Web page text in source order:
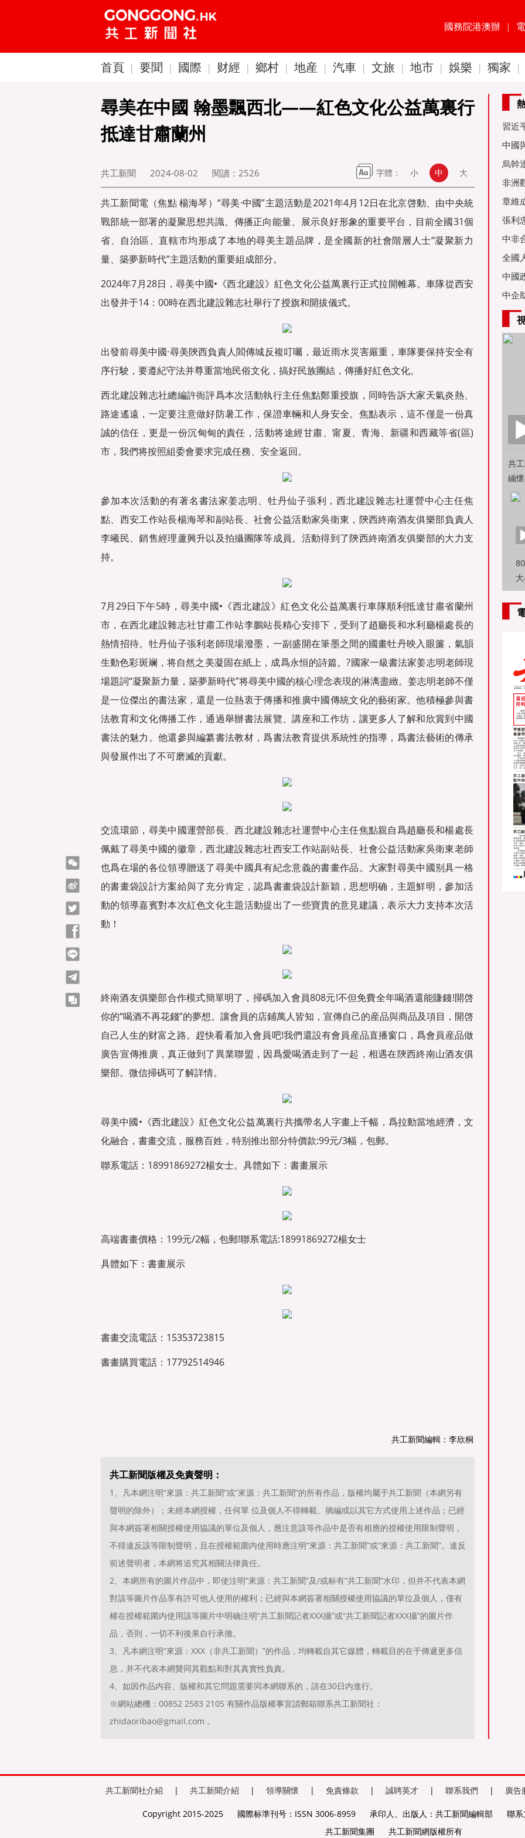
國務院港澳辦 |
首頁 | 要聞 | 國際 | 财經 | 鄉村 | 地産 | 汽車 | 文旅 | 地市 | 娛樂 | 獨家 |
尋美在中國 翰墨飄西北——紅色文化公益萬裏行
抵達甘肅蘭州
共工新聞 2024-08-02 閱讀： 2526 字體： 小 中 大
共工新聞電（焦點 楊海琴）“尋美·中國”主題活動是2021年4月12日在北京啓動、由中央統
戰部統一部署的凝聚思想共識、傳播正向能量、展示良好形象的重要平台，目前全國31個
省、自治區、直轄市均形成了本地的尋美主題品牌，是全國新的社會階層人士“凝聚新力
量、築夢新時代”主題活動的重要組成部分。
2024年7月28日，尋美中國•《西北建設》紅色文化公益萬裏行正式拉開帷幕。車隊從西安
出發并于14：00時在西北建設雜志社舉行了授旗和開拔儀式。
出發前尋美中國·尋美陝西負責人閻傳城反複叮囑，最近雨水災害嚴重，車隊要保持安全有
序行駛，要遵紀守法并尊重當地民俗文化，搞好民族團結，傳播好紅色文化。
西北建設雜志社總編許衙評爲本次活動執行主任焦點鄭重授旗，同時告訴大家天氣炎熱、
路途遙遠，一定要注意做好防暑工作，保證車輛和人身安全。焦點表示，這不僅是一份真
誠的信任，更是一份沉甸甸的責任，活動将途經甘肅、甯夏、青海、新疆和西藏等省(區)
市，我們将按照組委會要求完成任務、安全返回。
參加本次活動的有著名書法家姜志明、牡丹仙子張利，西北建設雜志社運營中心主任焦
點、西安工作站長楊海琴和副站長、社會公益活動家吳衛東，陝西終南酒友俱樂部負責人
李曦民、銷售經理蘆興升以及拍攝團隊等成員。活動得到了陝西終南酒友俱樂部的大力支
持。
7月29日下午5時，尋美中國•《西北建設》紅色文化公益萬裏行車隊順利抵達甘肅省蘭州
市，在西北建設雜志社甘肅工作站李鵬站長精心安排下，受到了趙廳長和水利廳楊處長的
熱情招待。牡丹仙子張利老師現場潑墨，一副盛開在筆墨之間的國畫牡丹映入眼簾，氣韻
生動‌色彩斑斓，‌将自然之美凝固在紙上，成爲永恒的詩篇。?國家一級書法家姜志明老師現
場題詞“凝聚新力量，築夢新時代”将尋美中國的核心理念表現的淋漓盡緻。姜志明老師不僅
是一位傑出的書法家，還是一位熱衷于傳播和推廣中國傳統文化的藝術家。他積極參與書
法教育和文化傳播工作，通過舉辦書法展覽、講座和工作坊，讓更多人了解和欣賞到中國
書法的魅力。他還參與編纂書法教材，爲書法教育提供系統性的指導，爲書法藝術的傳承
與發展作出了不可磨滅的貢獻。
交流環節，尋美中國運營部長、西北建設雜志社運營中心主任焦點親自爲趙廳長和楊處長
佩戴了尋美中國的徽章，西北建設雜志社西安工作站副站長、社會公益活動家吳衛東老師
也爲在場的各位領導贈送了尋美中國具有紀念意義的書畫作品。大家對尋美中國别具一格
的書畫袋設計方案給與了充分肯定，認爲書畫袋設計新穎，思想明确，主題鮮明，參加活
動的領導嘉賓對本次紅色文化主題活動提出了一些寶貴的意見建議，表示大力支持本次活
動！
終南酒友俱樂部合作模式簡單明了，掃碼加入會員808元!不但免費全年喝酒還能賺錢!開啓
你的“喝酒不再花錢”的夢想。讓會員的店鋪萬人皆知，宣傳自己的産品與商品及項目，開啓
自己人生的财富之路。趕快看看加入會員吧!我們還設有會員産品直播窗口，爲會員産品做
廣告宣傳推廣，真正做到了異業聯盟，因爲愛喝酒走到了一起，相遇在陝西終南山酒友俱
樂部。微信掃碼可了解詳情。
尋美中國•《西北建設》紅色文化公益萬裏行共攜帶名人字畫上千幅，爲拉動當地經濟，文
化融合，書畫交流，服務百姓，特别推出部分特價款:99元/3幅，包郵。
聯系電話：18991869272楊女士。具體如下：書畫展示
高端書畫價格：199元/2幅，包郵!聯系電話:18991869272楊女士
具體如下：書畫展示
書畫交流電話：15353723815
書畫購買電話：17792514946
共工新聞編輯：李欣桐
共工新聞版權及免責聲明：
1、凡本網注明“來源：共工新聞”或“來源：共工新聞”的所有作品，版權均屬于共工新聞（本網另有
聲明的除外）；未經本網授權，任何單 位及個人不得轉載、摘編或以其它方式使用上述作品；已經
與本網簽署相關授權使用協議的單位及個人，應注意該等作品中是否有相應的授權使用限制聲明，
不得違反該等限制聲明，且在授權範圍内使用時應注明“來源：共工新聞”或“來源：共工新聞”。違反
前述聲明者，本網将追究其相關法律責任。
2、本網所有的圖片作品中，即使注明“來源：共工新聞”及/或标有“共工新聞”水印，但并不代表本網
對該等圖片作品享有許可他人使用的權利；已經與本網簽署相關授權使用協議的單位及個人，僅有
權在授權範圍内使用該等圖片中明确注明“共工新聞記者XXX攝”或“共工新聞記者XXX攝”的圖片作
品，否則，一切不利後果自行承擔。
3、凡本網注明“來源：XXX（非共工新聞）”的作品，均轉載自其它媒體，轉載目的在于傳遞更多信
息，并不代表本網贊同其觀點和對其真實性負責。
4、如因作品内容、版權和其它問題需要同本網聯系的，請在30日内進行。
※網站總機：00852 2583 2105 有關作品版權事宜請郵箱聯系共工新聞社：
zhidaoribao@gmail.com 。
習近
60周
中國
金達
烏幹
事務
非洲
是棋
章維
張利
烏友
中非
全國
亞舉
中國
中企
共
緬
共工新聞社介紹 | 共工新聞介紹 | 領導關懷 | 免責條款 | 誠聘英才 | 聯系我們 | 廣告
Copyright 2015-2025 國際标準刊号：ISSN 3006-8959 承印人、出版人：共工新聞編輯部
聯
共工新聞集團
共工新聞網版權所有